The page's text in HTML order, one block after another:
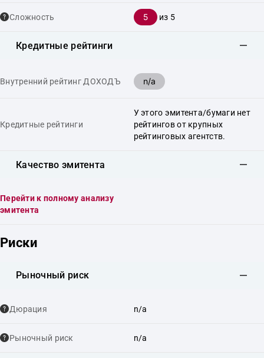
Сложность 5 из 5
Кредитные рейтинги
Внутренний рейтинг ДОХОДЪ n/a
Кредитные рейтинги
У этого эмитента/бумаги нет
рейтингов от крупных
рейтинговых агентств.
Качество эмитента
Перейти к полному анализу
эмитента
Риски
Рыночный риск
Дюрация n/a
Рыночный риск n/a